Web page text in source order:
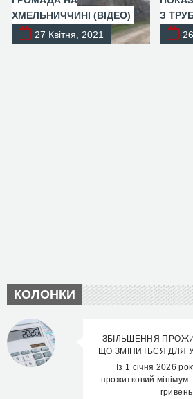
ХМЕЛЬНИЧЧИНІ (ВІДЕО)
27 Квітня, 2021
З
КОЛОНКИ
ЗБІЛЬШЕННЯ
ЩО ЗМІНИТЬСЯ ДЛЯ
Із 1 січня 2026
прожитковий